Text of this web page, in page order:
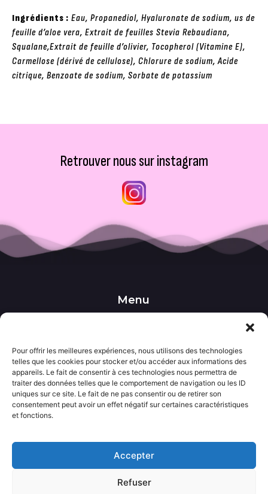
Pour offrir les meilleures expériences, nous utilisons des technologies
telles que les cookies pour stocker et/ou accéder aux informations des
appareils. Le fait de consentir à ces technologies nous permettra de
traiter des données telles que le comportement de navigation ou les ID
uniques sur ce site. Le fait de ne pas consentir ou de retirer son
consentement peut avoir un effet négatif sur certaines caractéristiques
et fonctions.
Accepter
Refuser
Ingrédients : Eau, Propanediol, Hyaluronate de sodium, us de
feuille d’aloe vera, Extrait de feuilles Stevia Rebaudiana,
Squalane,Extrait de feuille d’olivier, Tocopherol (Vitamine E),
Carmellose (dérivé de cellulose), Chlorure de sodium, Acide
citrique, Benzoate de sodium, Sorbate de potassium
Retrouver nous sur instagram
Menu
••• Accueil
••• Wishlist
••• Actualités
Informations
Contact
••• Nous contacter